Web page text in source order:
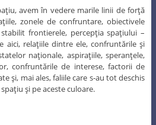
avem în vedere marile linii de forţă
zonele de confruntare, obiectivele
frontierele, percepţia spaţiului –
aici, relaţiile dintre ele, confruntările şi
naţionale, aspiraţiile, speranţele,
confruntările de interese, factorii de
şi, mai ales, faliile care s-au tot deschis
şi pe aceste culoare.